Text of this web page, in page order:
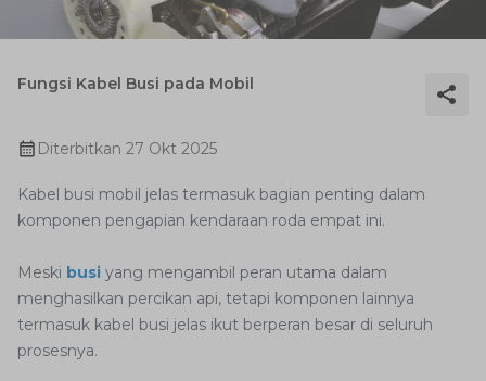
Fungsi Kabel Busi pada Mobil
Diterbitkan 27 Okt 2025
Kabel busi mobil jelas termasuk bagian penting dalam
komponen pengapian kendaraan roda empat ini.
Meski busi yang mengambil peran utama dalam
menghasilkan percikan api, tetapi komponen lainnya
termasuk kabel busi jelas ikut berperan besar di seluruh
prosesnya.